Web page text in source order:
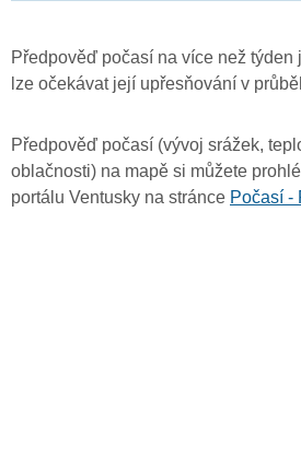
Předpověď počasí na více než týden
lze očekávat její upřesňování v
Předpověď počasí (vývoj srážek,
oblačnosti) na mapě si můžete
portálu Ventusky na stránce Počasí -